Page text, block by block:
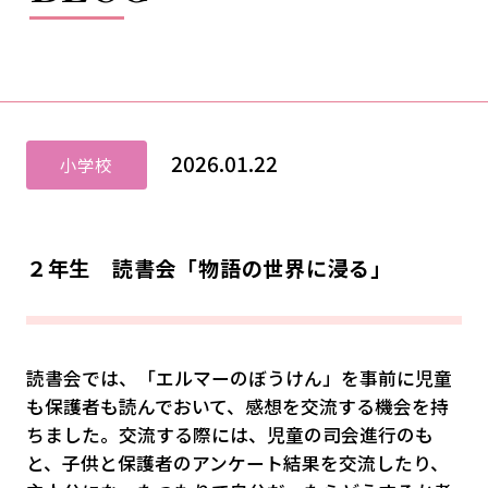
小学校 2026.01.22
２年生 読書会「物語の世界に浸る」
読書会では、「エルマーのぼうけん」を事前に児童
も保護者も読んでおいて、感想を交流する機会を持
ちました。交流する際には、児童の司会進行のも
と、子供と保護者のアンケート結果を交流したり、